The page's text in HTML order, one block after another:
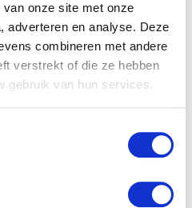
onze site met onze
adverteren en analyse. Deze
combineren met andere
verstrekt of die ze hebben
gebruik van hun services.